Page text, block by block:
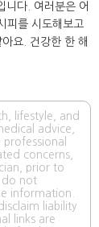
니다. 여러분은 어
피를 시도해보고
요. 건강한 한 해
lifestyle, and
advice,
concerns,
prior to
do not
information.
liability
links are